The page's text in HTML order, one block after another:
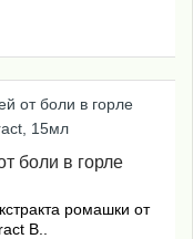
боли в горле
ромашки от
В..